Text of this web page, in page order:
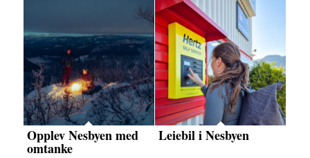
Opplev Nesbyen med
omtanke
Leiebil i Nesbyen